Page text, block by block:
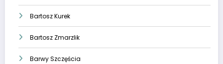
Bartosz Kurek
Bartosz Zmarzlik
Barwy Szczęścia